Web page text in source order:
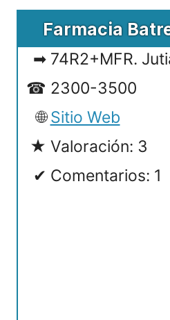
Farmacia
74R2+MFR.
2300-3500
Sitio Web
Valoración: 3
Comentarios: 1